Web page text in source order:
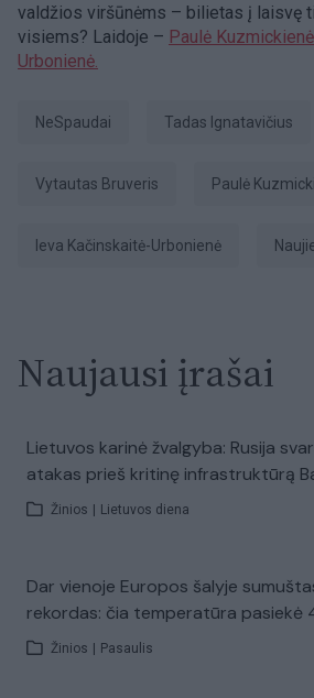
valdžios viršūnėms – bilietas į laisvę
visiems? Laidoje – Paulė Kuzmickienė
Urbonienė.
NeSpaudai Tadas Ignatavičius
Vytautas Bruveris Paulė
Ieva Kačinskaitė-Urbonienė
Naujausi įrašai
Lietuvos karinė žvalgyba: Rusija
atakas prieš kritinę infrastruktūrą
Žinios Lietuvos diena
Dar vienoje Europos šalyje
rekordas: čia temperatūra pasiekė
Žinios Pasaulis